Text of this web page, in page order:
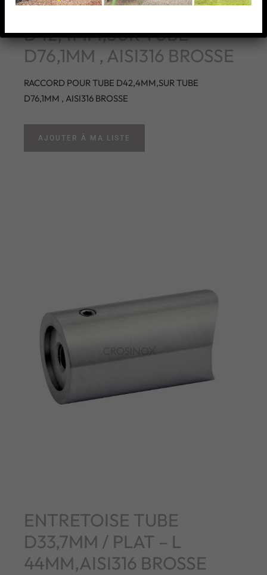
RACCORD POUR TUBE
D42,4MM,SUR TUBE
D76,1MM , AISI316 BROSSE
RACCORD POUR TUBE D42,4MM,SUR TUBE
D76,1MM , AISI316 BROSSE
AJOUTER À MA LISTE
ENTRETOISE TUBE
D33,7MM / PLAT – L
44MM,AISI316 BROSSE